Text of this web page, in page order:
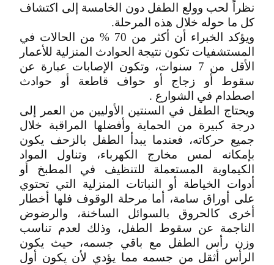
نظراً لحب وولع الطفل دون الخامسة إلى اكتشاف
كل ما حوله خلال هذه المرحلة.
ويؤكد الخبراء أن أكثر من 70 % من الحالات في
المستشفيات تكون نتيجة الحوادث المنزلية للأعمار
الأقل من 7 سنوات، وتكون الإصابات عبارة عن
سقوط أو زجاج أو حواف قاطعة أو حوادث
اصطدام في الشوارع .
ويحتاج الطفل في السنتين الأوليين من العمر إلى
درجة كبيرة من الحماية وأفضلها المراقبة خلال
جميع حركاته، فعندما يبدأ الطفل بالزحف يكون
بإمكانه لمس مخارج الكهرباء، وتناول المواد
الكيماوية المستعملة للتنظيف في المطبخ أو
أدوات الخياطة أو النباتات المنزلية التي تحتوي
على أوراق سامة، أما مرحلة الوقوف فلها أخطار
أخرى كالحروق بالسوائل الساخنة، والرضوض
الناجمة عن سقوط الطفل، وذلك لعدم تناسب
وزن رأس الطفل مع باقي جسمه، حيث يكون
الرأس أثقل من جسمه مما يؤدي لأن يكون أول